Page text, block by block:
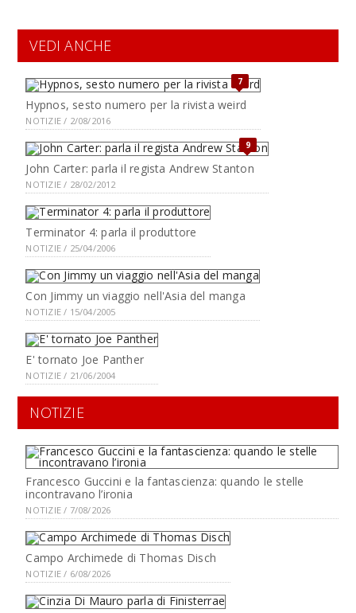
VEDI ANCHE
7
Hypnos, sesto numero per la rivista weird
NOTIZIE / 2/08/2016
9
John Carter: parla il regista Andrew Stanton
NOTIZIE / 28/02/2012
Terminator 4: parla il produttore
NOTIZIE / 25/04/2006
Con Jimmy un viaggio nell'Asia del manga
NOTIZIE / 15/04/2005
E' tornato Joe Panther
NOTIZIE / 21/06/2004
NOTIZIE
Francesco Guccini e la fantascienza: quando le stelle
incontravano l’ironia
NOTIZIE / 7/08/2026
Campo Archimede di Thomas Disch
NOTIZIE / 6/08/2026